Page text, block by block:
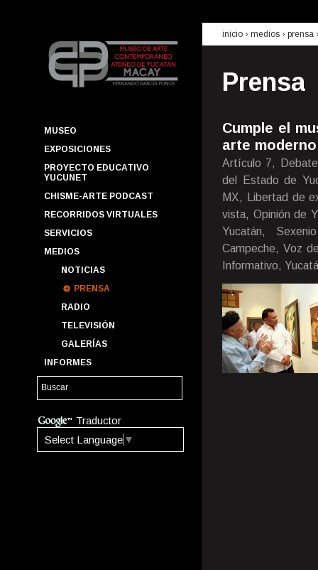
MUSEO
EXPOSICIONES
PROYECTO EDUCATIVO
YUCUNET
CHISME-ARTE PODCAST
RECORRIDOS VIRTUALES
SERVICIOS
MEDIOS
NOTICIAS
PRENSA
RADIO
TELEVISIÓN
GALERÍAS
INFORMES
Traductor
Select Language ▼
inicio › medios › prensa
Prensa
Cumple el
arte
Artículo 7,
del Estado de
MX, Libertad de
vista, Opinión de
Yucatán,
Campeche, Voz
Informativo,